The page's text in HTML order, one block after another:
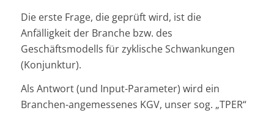
Die erste Frage, die geprüft wird, ist die
Anfälligkeit der Branche bzw. des
Geschäftsmodells für zyklische Schwankungen
(Konjunktur).
Als Antwort (und Input-Parameter) wird ein
Branchen-angemessenes KGV, unser sog. „TPER“